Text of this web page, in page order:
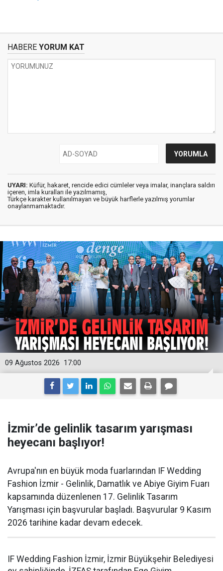
HABERE YORUM KAT
UYARI: Küfür, hakaret, rencide edici cümleler veya imalar, inançlara saldırı
içeren, imla kuralları ile yazılmamış,
Türkçe karakter kullanılmayan ve büyük harflerle yazılmış yorumlar
onaylanmamaktadır.
17:00
09 Ağustos 2026
İzmir’de gelinlik tasarım yarışması
heyecanı başlıyor!
Avrupa'nın en büyük moda fuarlarından IF Wedding
Fashion İzmir - Gelinlik, Damatlık ve Abiye Giyim Fuarı
kapsamında düzenlenen 17. Gelinlik Tasarım
Yarışması için başvurular başladı. Başvurular 9 Kasım
2026 tarihine kadar devam edecek.
IF Wedding Fashion İzmir, İzmir Büyükşehir Belediyesi